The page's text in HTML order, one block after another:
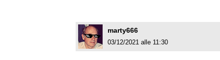
marty666
03/12/2021 alle 11:30